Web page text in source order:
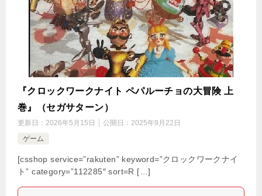
『クロックワークナイト ペパルーチョの大冒険 上
巻』（セガサターン）
更新日： 2026年5月15日 公開日： 2025年9月22日
ゲーム
[csshop service=”rakuten” keyword=”クロックワークナイ
ト” category=”112285″ sort=R […]